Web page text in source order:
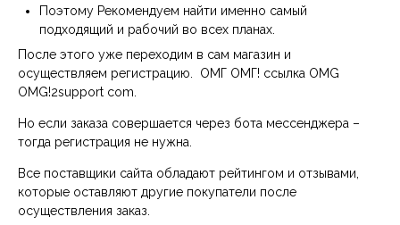
Поэтому Рекомендуем найти именно самый
подходящий и рабочий во всех планах.
После этого уже переходим в сам магазин и
осуществляем регистрацию. ОМГ ОМГ! ссылка OMG
OMG!2support com.
Но если заказа совершается через бота мессенджера –
тогда регистрация не нужна.
Все поставщики сайта обладают рейтингом и отзывами,
которые оставляют другие покупатели после
осуществления заказ.